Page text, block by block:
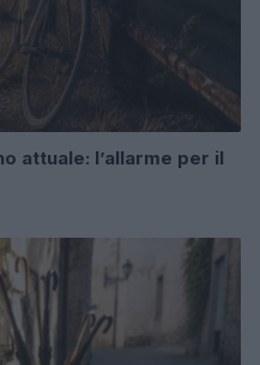
attuale: l’allarme per il